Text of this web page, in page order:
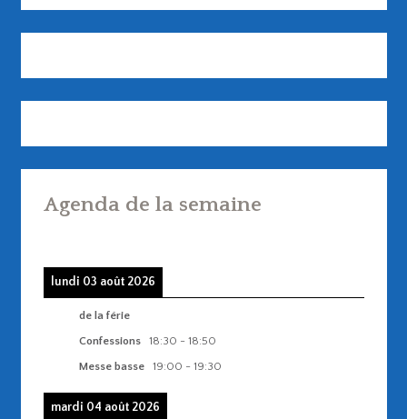
Agenda de la semaine
lundi 03 août 2026
de la férie
Confessions
18:30 - 18:50
Messe basse
19:00 - 19:30
mardi 04 août 2026